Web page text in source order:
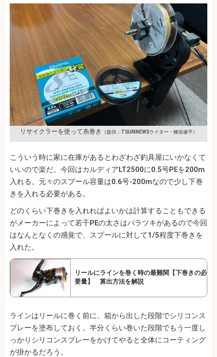
リサイクラーを使って糸巻き （提供：TSURINEWSライター・檜垣修平）
こういう時に家に在庫があるとわざわざ釣具屋にいかなくて
いいので楽だ。今回はカルディアLT2500に0.5号PEを200m
入れる。元々のスプール容量は0.6号-200mなので少し下巻
きを入れる必要がある。
どのくらい下巻きを入れればよいかは計算することもできる
がメーカーによって若干PEの太さはバラツキがあるので今回
はなんとなくの感覚で、スプールに対して1/5程度下巻きを
入れた。
リールにラインを巻く時の最難関【下巻きの必
要量】 算出方法を解説
ラインはリールに巻く前に、箱から出した段階でシリコンス
プレーを塗布しておく。半分くらい巻いた段階でもう一度し
っかりシリコンスプレーをかけてやると全体にコーティング
が掛かるだろう。